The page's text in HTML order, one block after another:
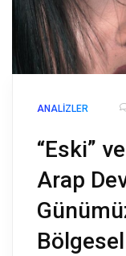
ANALIZLER
“Eski”
Arap